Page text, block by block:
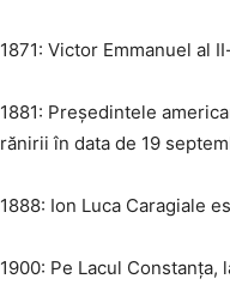
1871: Victor Emmanuel al
1881: Președintele
rănirii în data de 19
1888: Ion Luca Caragiale
1900: Pe Lacul